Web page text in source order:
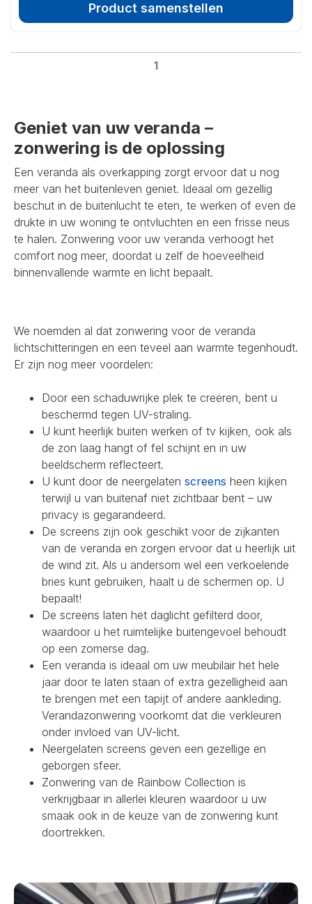
Product samenstellen
1
Geniet van uw veranda –
zonwering is de oplossing
Een veranda als overkapping zorgt ervoor dat u nog
meer van het buitenleven geniet. Ideaal om gezellig
beschut in de buitenlucht te eten, te werken of even de
drukte in uw woning te ontvluchten en een frisse neus
te halen. Zonwering voor uw veranda verhoogt het
comfort nog meer, doordat u zelf de hoeveelheid
binnenvallende warmte en licht bepaalt.
We noemden al dat zonwering voor de veranda
lichtschitteringen en een teveel aan warmte tegenhoudt.
Er zijn nog meer voordelen:
Door een schaduwrijke plek te creëren, bent u
beschermd tegen UV-straling.
U kunt heerlijk buiten werken of tv kijken, ook als
de zon laag hangt of fel schijnt en in uw
beeldscherm reflecteert.
U kunt door de neergelaten screens heen kijken
terwijl u van buitenaf niet zichtbaar bent – uw
privacy is gegarandeerd.
De screens zijn ook geschikt voor de zijkanten
van de veranda en zorgen ervoor dat u heerlijk uit
de wind zit. Als u andersom wel een verkoelende
bries kunt gebruiken, haalt u de schermen op. U
bepaalt!
De screens laten het daglicht gefilterd door,
waardoor u het ruimtelijke buitengevoel behoudt
op een zomerse dag.
Een veranda is ideaal om uw meubilair het hele
jaar door te laten staan of extra gezelligheid aan
te brengen met een tapijt of andere aankleding.
Verandazonwering voorkomt dat die verkleuren
onder invloed van UV-licht.
Neergelaten screens geven een gezellige en
geborgen sfeer.
Zonwering van de Rainbow Collection is
verkrijgbaar in allerlei kleuren waardoor u uw
smaak ook in de keuze van de zonwering kunt
doortrekken.